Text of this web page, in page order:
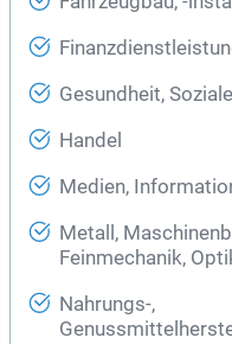
Gesundheit,
Handel
Medien,
Metall,
Feinmechanik,
Nahrungs-,